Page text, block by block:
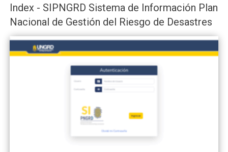
Index - SIPNGRD Sistema de Información Plan
Nacional de Gestión del Riesgo de Desastres